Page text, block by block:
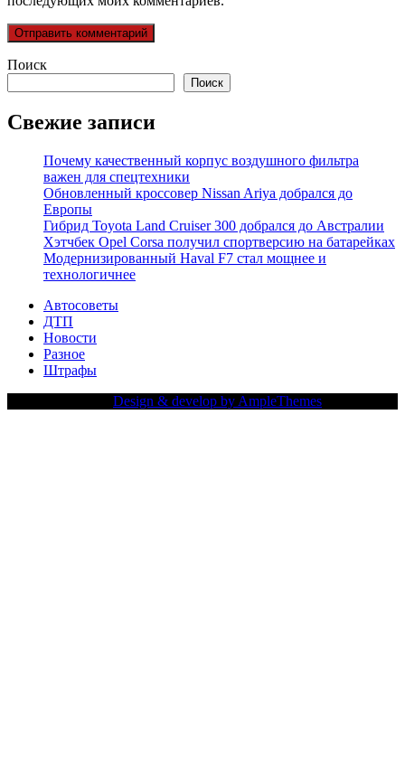
Поиск
Поиск
Свежие записи
Почему качественный корпус воздушного фильтра
важен для спецтехники
Обновленный кроссовер Nissan Ariya добрался до
Европы
Гибрид Toyota Land Cruiser 300 добрался до Австралии
Хэтчбек Opel Corsa получил спортверсию на батарейках
Модернизированный Haval F7 стал мощнее и
технологичнее
Автосоветы
ДТП
Новости
Разное
Штрафы
Design & develop by AmpleThemes